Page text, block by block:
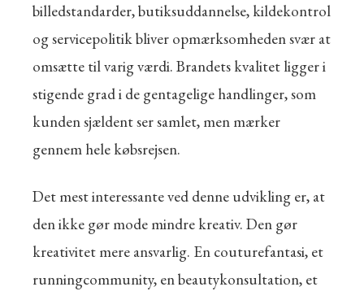
billedstandarder, butiksuddannelse, kildekontrol
og servicepolitik bliver opmærksomheden svær at
omsætte til varig værdi. Brandets kvalitet ligger i
stigende grad i de gentagelige handlinger, som
kunden sjældent ser samlet, men mærker
gennem hele købsrejsen.
Det mest interessante ved denne udvikling er, at
den ikke gør mode mindre kreativ. Den gør
kreativitet mere ansvarlig. En couturefantasi, et
runningcommunity, en beautykonsultation, et